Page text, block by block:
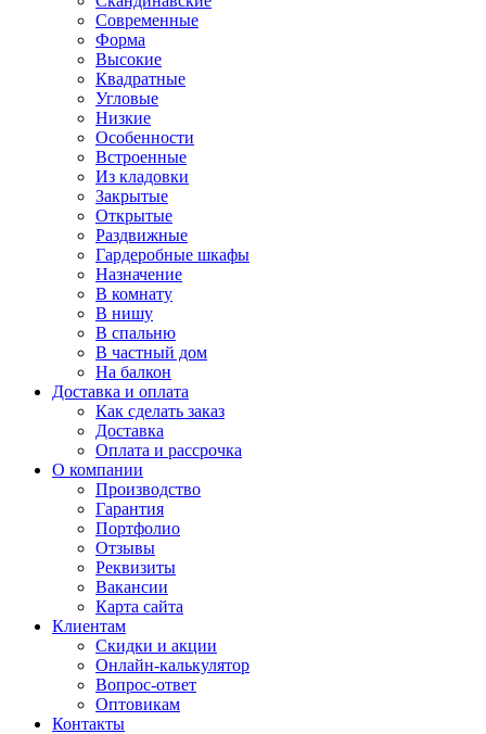
Современные
Форма
Высокие
Квадратные
Угловые
Низкие
Особенности
Встроенные
Из кладовки
Закрытые
Открытые
Раздвижные
Гардеробные шкафы
Назначение
В комнату
В нишу
В спальню
В частный дом
На балкон
Доставка и оплата
Как сделать заказ
Доставка
Оплата и рассрочка
О компании
Производство
Гарантия
Портфолио
Отзывы
Реквизиты
Вакансии
Карта сайта
Клиентам
Скидки и акции
Онлайн-калькулятор
Вопрос-ответ
Оптовикам
Контакты